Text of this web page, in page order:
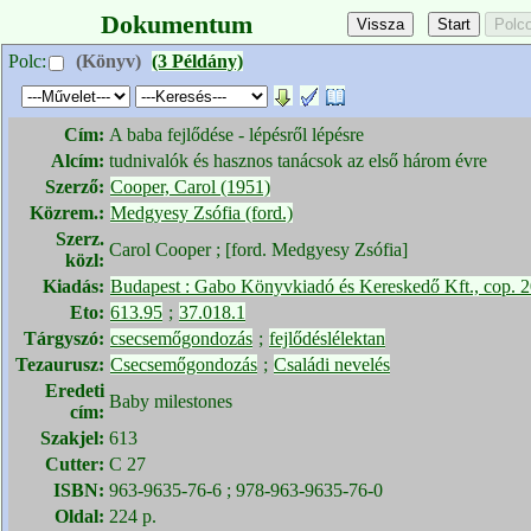
Dokumentum
Polc: (Könyv) (3 Példány)
Cím: A baba fejlődése - lépésről lépésre
Alcím: tudnivalók és hasznos tanácsok az első három évre
Szerző: Cooper, Carol (1951)
Közrem.: Medgyesy Zsófia (ford.)
Szerz.
közl:
Carol Cooper ; [ford. Medgyesy Zsófia]
Kiadás: Budapest : Gabo Könyvkiadó és Kereskedő Kft., cop.
Eto: 613.95 ; 37.018.1
Tárgyszó: csecsemőgondozás ; fejlődéslélektan
Tezaurusz: Csecsemőgondozás ; Családi nevelés
Eredeti
cím:
Baby milestones
Szakjel: 613
Cutter: C 27
ISBN: 963-9635-76-6 ; 978-963-9635-76-0
Oldal: 224 p.